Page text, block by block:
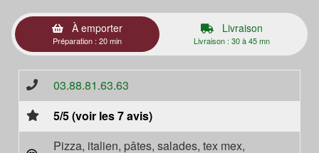
À emporter
Préparation : 20 min
Livraison
Livraison : 30 à 45 mn
03.88.81.63.63
5/5 (voir les 7 avis)
Pizza, italien, pâtes, salades, tex mex,